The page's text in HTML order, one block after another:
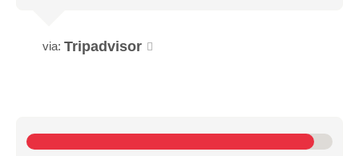
via: Tripadvisor